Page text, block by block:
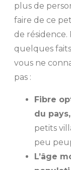
plus de
faire de ce
de
quelques
vous ne
pas :
Fibre
du pays,
petits
peu
L’âge